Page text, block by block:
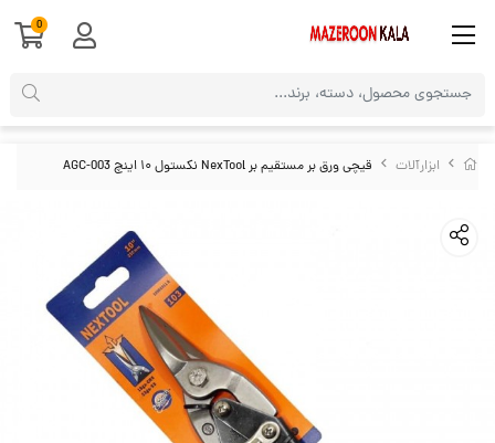
ابزارآلات قیچی ورق بر مستقیم بر NexTool نکستول ۱۰ اینچ AGC-003
0